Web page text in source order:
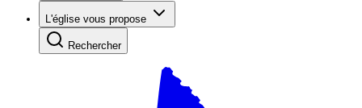
L'église vous propose
Rechercher